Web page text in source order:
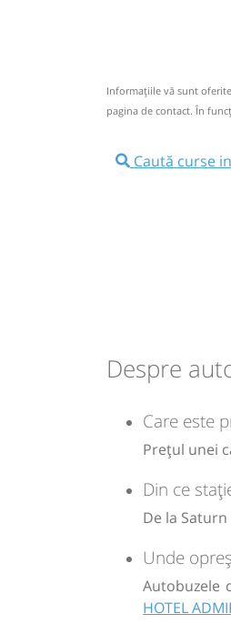
28
necesara
Nu a circulat?
1 35
90lei
Sursa:Mercado Sud SRL
Informaţiile vă sunt
pagina de contact. În
Caută curse
Despre
Care este
Prețul unei
Din ce
De la
Unde
Autobuzele
HOTEL